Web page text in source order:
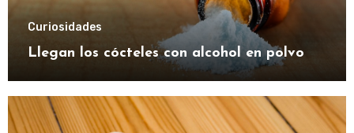
Curiosidades
Llegan los cócteles con alcohol en polvo